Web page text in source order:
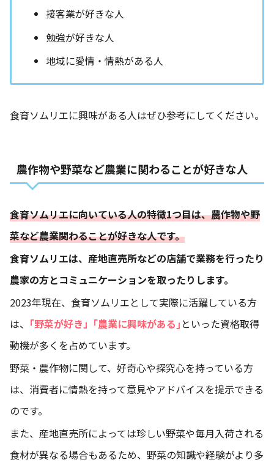
接客業が好きな人
勉強が好きな人
地域に愛情・情熱がある人
食育ソムリエに興味がある人はぜひ参考にしてください。
農作物や野菜など農業に関わることが好きな人
食育ソムリエに向いている人の特徴1つ目は、農作物や野
菜など農業関わることが好きな人です。
食育ソムリエは、産地直売所などの店舗で業務を行ったり
農家の方とコミュニケーションを取ったりします。
2023年現在、食育ソムリエとして実際に活躍している方
は、 ｢野菜が好き」｢農業に興味がある｣ といった資格取得
動機が多くを占めています。
野菜・農作物に関して、好奇心や探究心を持っている方
は、消費者に情熱を持って意見やアドバイスを提示できる
のです。
また、産地直売所によっては珍しい野菜や毎月入荷される
食材が異なる場合もあるため、野菜の知識や経験がより多